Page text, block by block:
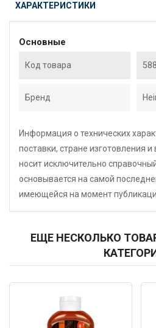
ХАРАКТЕРИСТИКИ
Основные
Код товара
Бренд
Информация о технических
поставки, стране изготовления
носит исключительно
основывается на самой
имеющейся на момент
ЕЩЕ НЕСКОЛЬКО